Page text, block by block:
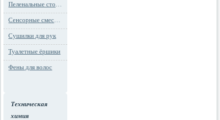
Пеленальные столы и детские сидения
Сенсорные смесители
Сушилки для рук
Туалетные ёршики
Фены для волос
Техническая
химия